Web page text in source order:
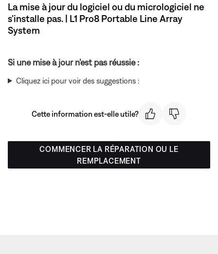
La mise à jour du logiciel ou du micrologiciel ne
s’installe pas. | L1 Pro8 Portable Line Array
System
Si une mise à jour n'est pas réussie :
Cliquez ici pour voir des suggestions :
Cette information est-elle utile?
COMMENCER LA RÉPARATION OU LE
REMPLACEMENT